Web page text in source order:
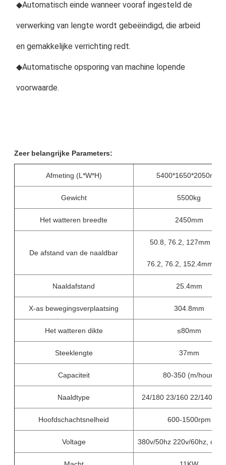
◆Automatisch einde wanneer vooraf ingesteld de
verwerking van lengte wordt gebeëindigd, die arbeid
en gemakkelijke verrichting redt.
◆Automatische opsporing van machine lopende
voorwaarde.
Zeer belangrijke Parameters:
Afmeting (L*W*H) 5400*1650*2050mm
Gewicht 5500kg
Het watteren breedte 2450mm
De afstand van de naaldbar
50.8, 76.2, 127mm (5 '
76.2, 76.2, 152.4mm (6 '
Naaldafstand 25.4mm
X-as bewegingsverplaatsing 304.8mm
Het watteren dikte ≤80mm
Steeklengte 37mm
Capaciteit 80-350 (m/hour)
Naaldtype 24/180 23/160 22/140 21/
Hoofdschachtsnelheid 600-1500rpm
Voltage 380v/50hz 220v/60hz,